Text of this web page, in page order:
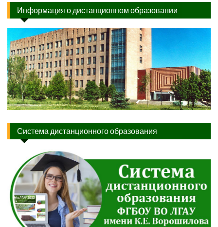
Информация о дистанционном образовании
Система дистанционного образования